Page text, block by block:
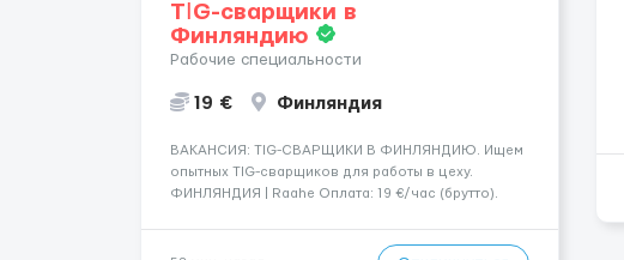
TİG-сварщики в
Финляндию
Рабочие специальности
19 € Финляндия
​​ВАКАНСИЯ: TIG-СВАРЩИКИ В ФИНЛЯНДИЮ. Ищем
опытных TIG-сварщиков для работы в цеху.
ФИНЛЯНДИЯ | Raahe Оплата: 19 €/час (брутто).